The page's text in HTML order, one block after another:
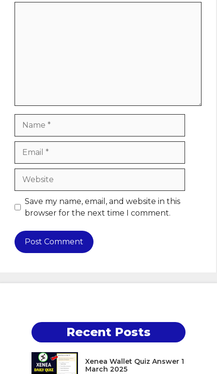
Website
Save my name, email, and website in this
browser for the next time I comment.
Recent Posts
Xenea Wallet Quiz Answer 1
March 2025